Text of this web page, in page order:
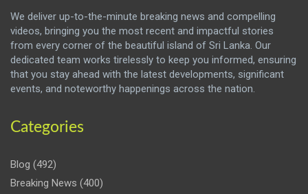
We deliver up-to-the-minute breaking news and compelling
videos, bringing you the most recent and impactful stories
from every corner of the beautiful island of Sri Lanka. Our
dedicated team works tirelessly to keep you informed, ensuring
that you stay ahead with the latest developments, significant
events, and noteworthy happenings across the nation.
Categories
Blog (492)
Breaking News (400)